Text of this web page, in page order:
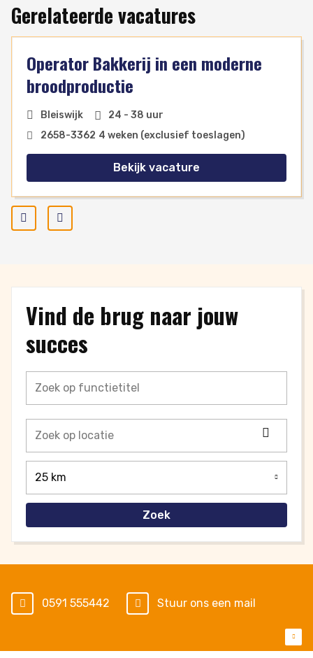
Gerelateerde vacatures
Operator Bakkerij in een moderne
broodproductie
Bleiswijk
24 - 38 uur
2658-3362 4 weken (exclusief toeslagen)
Bekijk vacature
Prev
Vind de brug naar jouw
succes
25 km
Zoek
0591 555442 Stuur ons een mail